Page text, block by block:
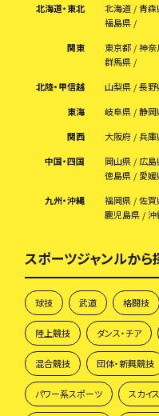
北海道・東北 北海道 青森
福島県
関東
東京都 神奈
群馬県
北陸・甲信越
山梨県 長野
東海
岐阜県 静岡
関西
大阪府 兵庫
中国・四国
岡山県 広島
徳島県
愛媛
九州・沖縄
福岡県 佐賀
鹿児島県
沖
スポーツジャンルから
球技 武道 格闘技
陸上競技 ダンス・チア
混合競技 団体・新興競技
パワー系スポーツ スカイ